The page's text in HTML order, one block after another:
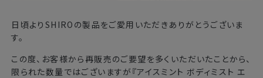
日頃よりSHIROの製品をご愛用いただきありがとうございま
す。
この度、お客様から再販売のご要望を多くいただいたことから、
限られた数量ではございますが『アイスミント ボディミスト エ